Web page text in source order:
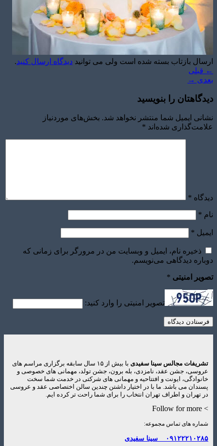
ارسال بازتاب بسته شده است ولی می توانید دیدگاه ارسال کنید.
← قبلی
بعدی →
دیدگاهتان را بنویسید
نشانی ایمیل شما منتشر نخواهد شد. بخش‌های موردنیاز
علامت‌گذاری شده‌اند *
دیدگاه *
نام *
ایمیل *
ذخیره نام، ایمیل و وبسایت من در مرورگر برای زمانی که
دوباره دیدگاهی می‌نویسم.
تصویر امنیتی *
تصویر امنیتی را وارد کنید:
تشریفات مجالس سینا سفیدی
با بیش از ۱۵ سال سابقه برگزاری مراسم های
عروسی، جشن عقد، نامزدی، بله برون، جشن تولد، مهمانی های خصوصی و
خانوادگی، ایونت و افتتاحیه و مهمانی های شرکتی در خدمت شما سخت
پسندان می باشد. ما با در اختیار داشتن چندین سالن اختصاصی عقد و عروسی
در تهران و اطراف تهران انتخاب را برای شما راحت تر کرده ایم.
> Follow for more
شماره های تماس مجموعه:
۰۹۱۲۲۲۱۰۲۸۵ سینا سفیدی